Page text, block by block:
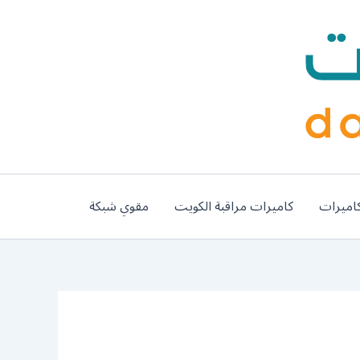
كاميرات مراقبة الكويت مقوي شبكة